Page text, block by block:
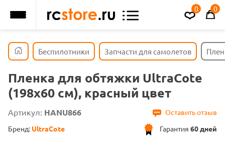
0 0
Беспилотники Запчасти для самолетов
Пленка для обтяжки UltraCote
(198x60 см), красный цвет
Артикул: HANU866
Оставить отзыв
Гарантия 60 дней
Бренд: UltraCote